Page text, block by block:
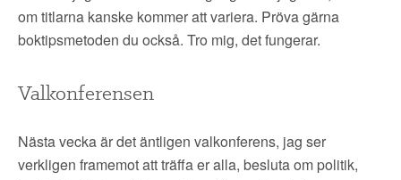
om titlarna kanske kommer att variera. Pröva gärna
boktipsmetoden du också. Tro mig, det fungerar.
Valkonferensen
Nästa vecka är det äntligen valkonferens, jag ser
verkligen framemot att träffa er alla, besluta om politik,